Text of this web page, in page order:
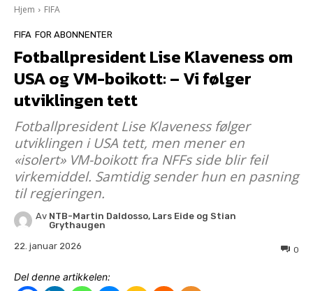
Hjem FIFA
FIFA FOR ABONNENTER
Fotballpresident Lise Klaveness om
USA og VM-boikott: – Vi følger
utviklingen tett
Fotballpresident Lise Klaveness følger
utviklingen i USA tett, men mener en
«isolert» VM-boikott fra NFFs side blir feil
virkemiddel. Samtidig sender hun en pasning
til regjeringen.
Av NTB-Martin Daldosso, Lars Eide og Stian
Grythaugen
22. januar 2026 0
Del denne artikkelen: